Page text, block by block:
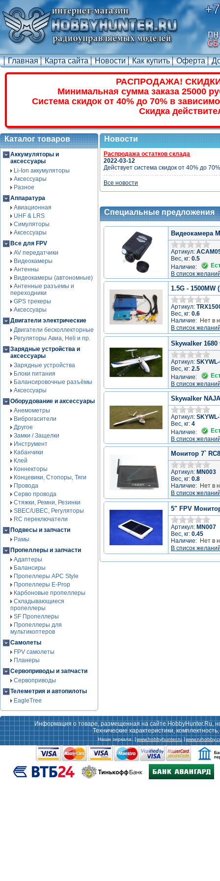
Главная Карта сайта Новости Как купить Оферта
РАСПРОДАЖА!
Минимальная сумма заказа 25000
Система скидок от 40% до 70% в
Скидка
Каталог товаров
Аккумуляторы и
аксессуары
Li-Ion аккумуляторы
Аксессуары
Разное
Аппаратура
Авиационная
UHF & LRS
Симуляторы
Аксессуары
Все для FPV
AV передатчики
Видеокамеры
Антенны
Видеокамеры (автономные)
Антенные разъемы и
переходники
GPS трекеры
Аксессуары
Двигатели электрические
Двигатели бесколлекторные
Регуляторы Авиа, Heli и пр.
Зарядные устройства и
аксессуары
Зарядные устройства
Блоки питания
Балансировочные разъёмы
Аксессуары
Оборудование и аксессуары
Анемометры
Виброгасители
Другое
Замки / Защелки
Инструмент
Кабанчики
Клей
Коннекторы
Концевики, Стопоры, Тяги
Провода
Серво провода
Стяжки, Ремни, Резинки
SBEC/UBEC, Регуляторы
RC переключатели
Подвесы и запчасти
Рамы
Пропеллеры и запчасти
Адаптеры
Балансиры
Пропеллеры APC Style
Пропеллеры E-Prop
Карбоновые пропеллеры
Складывающиеся
пропеллеры
SF Пропеллеры
Пропеллеры для
мультикоптеров
Самолеты
FPV самолеты
Планеры
Сервоприводы и запчасти
Сервоприводы
Телеметрия и автопилоты
EagleTree
Новости
Распродажа остатков склада
2022-03-12
Действует система скидок от 40% до
Все новости
Специальные предложения
Видеокамера
Артикул:
Вес, кг: 0.5
Наличие:
В список
1.5G - 1500MW
Артикул:
Вес, кг: 0.6
Наличие: Нет в
В список
Skywalker 1680
Артикул:
Вес, кг: 2.5
Наличие:
В список
Skywalker NAJA
Артикул:
Вес, кг: 4
Наличие:
В список
Монитор 7`
Артикул: MN003
Вес, кг: 0.8
Наличие: Нет в
В список
5" FPV
Артикул: MN007
Вес, кг: 0.45
Наличие: Нет в
В список
Информация о товаре, размещенная на сайте HobbyHunter.Ru,
Технические характеристики,
Наши зеркала: www.hobbyhunter.ru